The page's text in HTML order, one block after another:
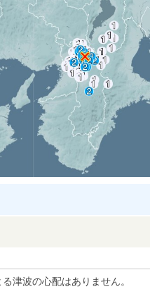
津波の心配はありません。